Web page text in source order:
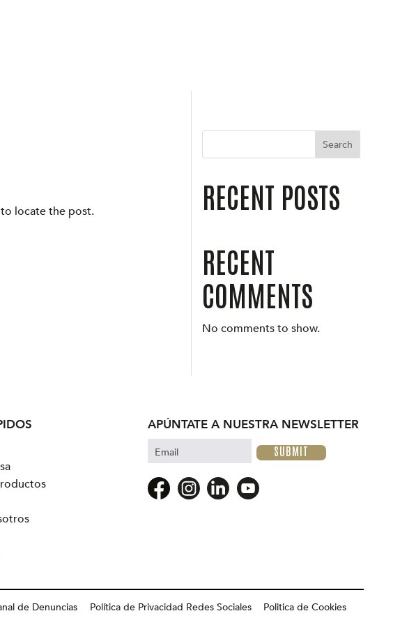
locate the post.
Search
RECENT POSTS
RECENT
COMMENTS
No comments to show.
APÚNTATE A NUESTRA NEWSLETTER
Email
de Denuncias Política de Privacidad Redes Sociales Politica de Cookies